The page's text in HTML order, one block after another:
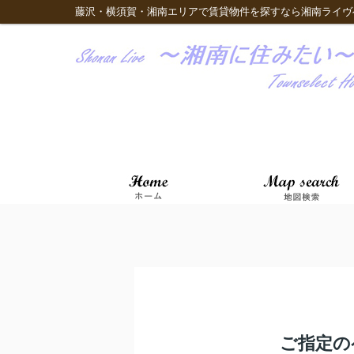
藤沢・横須賀・湘南エリアで賃貸物件を探すなら湘南ライ
ご指定